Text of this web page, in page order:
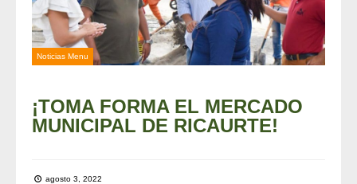
Noticias Menu
¡TOMA FORMA EL MERCADO
MUNICIPAL DE RICAURTE!
agosto 3, 2022